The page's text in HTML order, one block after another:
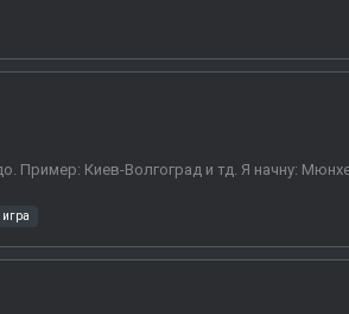
Пример: Киев-Волгоград и тд. Я начну: